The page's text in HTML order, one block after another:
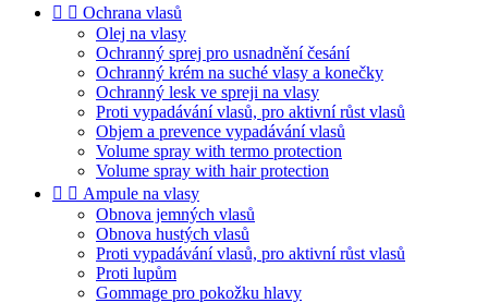
  Ochrana vlasů
Olej na vlasy
Ochranný sprej pro usnadnění česání
Ochranný krém na suché vlasy a konečky
Ochranný lesk ve spreji na vlasy
Proti vypadávání vlasů, pro aktivní růst vlasů
Objem a prevence vypadávání vlasů
Volume spray with termo protection
Volume spray with hair protection
  Ampule na vlasy
Obnova jemných vlasů
Obnova hustých vlasů
Proti vypadávání vlasů, pro aktivní růst vlasů
Proti lupům
Gommage pro pokožku hlavy